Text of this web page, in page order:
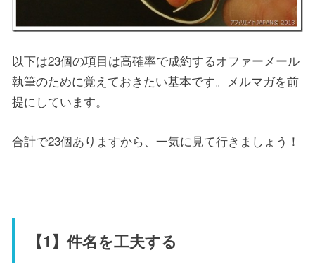
以下は23個の項目は高確率で成約するオファーメール
執筆のために覚えておきたい基本です。メルマガを前
提にしています。
合計で23個ありますから、一気に見て行きましょう！
【1】件名を工夫する